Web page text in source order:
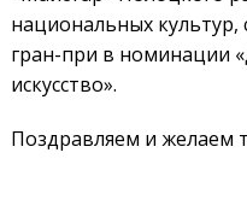
национальных
гран-при в номинации
искусство».
Поздравляем и желаем